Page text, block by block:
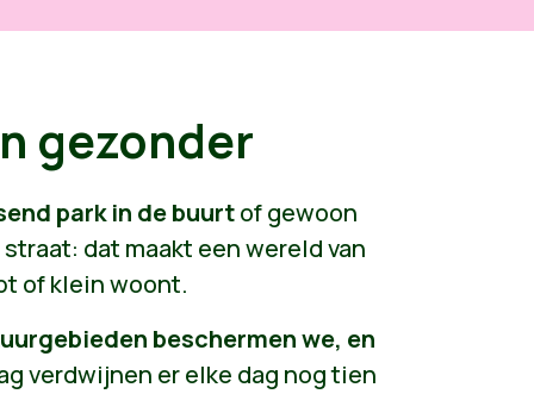
gezonder
park in de buurtof gewoon
dat maakt een wereld van
of klein woont.
beschermen we, en
verdwijnen er elke dag nog tien